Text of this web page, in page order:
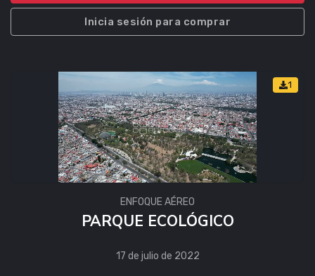
Inicia sesión para comprar
1
ENFOQUE AÉREO
PARQUE ECOLÓGICO
17 de julio de 2022